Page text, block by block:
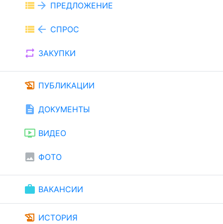
view_list arrow_forward ПРЕДЛОЖЕНИЕ
view_list arrow_back СПРОС
repeat ЗАКУПКИ
history_edu ПУБЛИКАЦИИ
description ДОКУМЕНТЫ
ondemand_video ВИДЕО
image ФОТО
work ВАКАНСИИ
history_edu ИСТОРИЯ